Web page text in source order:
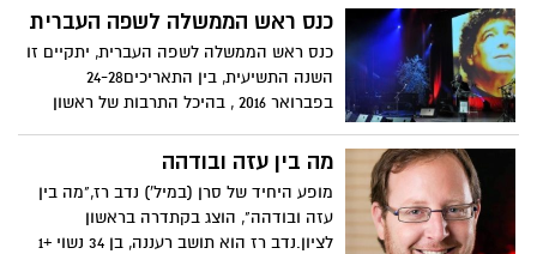
כנס ראש הממשלה לשפה העברית
כנס ראש הממשלה לשפה העברית, יתקיים זו
השנה התשיעית, בין התאריכים24-28
בפברואר 2016 , בהיכל התרבות של ראשון
העיר. הכנס יציע לקהל הרחב חמישה ימים
ולילות עם שלל מופעים מוסיקליים ייחודיים
ועשרות אירועי תרבות מרתקים אשר יוקדשו
כולם לשפה העברית .
מה בין עזה ובודהה
מופע היחיד של סרן (במיל') נדב רז,"מה בין
עזה ובודהה", הוצג בקתדרה בראשון
לציון.נדב רז הוא תושב רעננה, בן 34 נשוי +1